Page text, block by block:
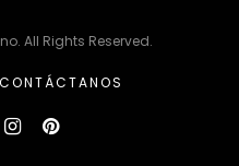
All Rights Reserved.
CONTÁCTANOS